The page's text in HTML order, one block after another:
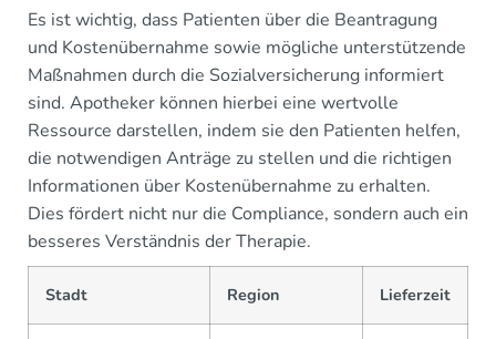
Es ist wichtig, dass Patienten über die Beantragung
und Kostenübernahme sowie mögliche unterstützende
Maßnahmen durch die Sozialversicherung informiert
sind. Apotheker können hierbei eine wertvolle
Ressource darstellen, indem sie den Patienten helfen,
die notwendigen Anträge zu stellen und die richtigen
Informationen über Kostenübernahme zu erhalten.
Dies fördert nicht nur die Compliance, sondern auch ein
besseres Verständnis der Therapie.
Stadt Region Lieferzeit